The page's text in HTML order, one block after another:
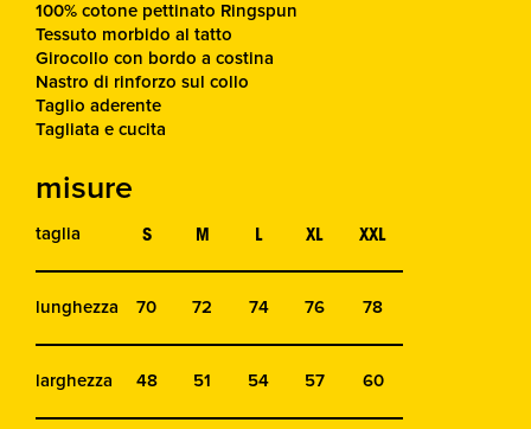
100% cotone pettinato Ringspun
Tessuto morbido al tatto
Girocollo con bordo a costina
Nastro di rinforzo sul collo
Taglio aderente
Tagliata e cucita
misure
taglia S M L XL XXL
lunghezza 70 72 74 76 78
larghezza 48 51 54 57 60